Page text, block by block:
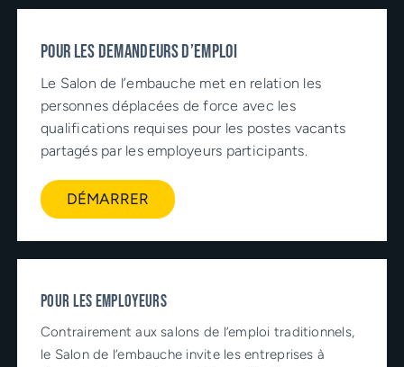
Pour les demandeurs d’emploi
Le Salon de l’embauche met en relation les
personnes déplacées de force avec les
qualifications requises pour les postes vacants
partagés par les employeurs participants.
DÉMARRER
POUR LES EMPLOYEURS
Contrairement aux salons de l’emploi traditionnels,
le Salon de l’embauche invite les entreprises à